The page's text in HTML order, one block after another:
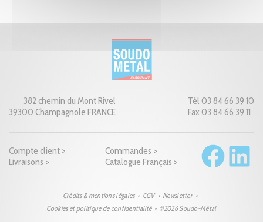
382 chemin du Mont Rivel
39300 Champagnole FRANCE
Tél 03 84 66 39 10
Fax 03 84 66 39 11
Compte client >
Commandes >
Livraisons >
Catalogue Français >
Crédits & mentions légales CGV
Newsletter
Cookies et politique de confidentialité
©2026 Soudo-Métal